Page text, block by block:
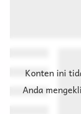
Konten ini
Anda